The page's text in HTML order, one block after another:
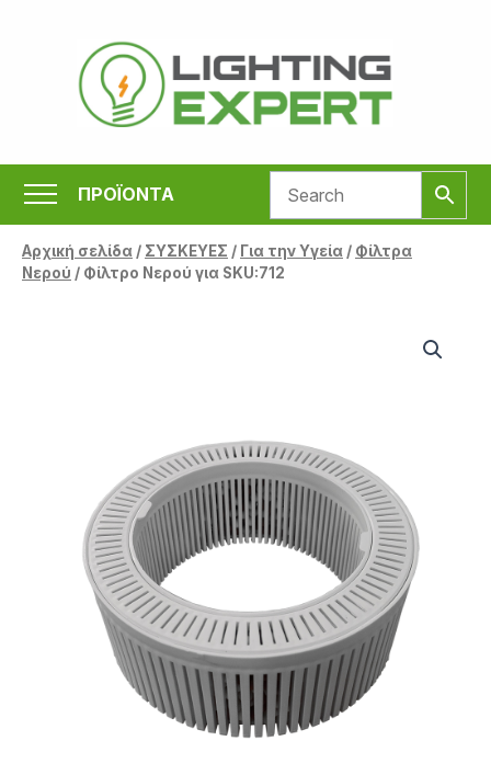
περιεχόμενο
ΠΡΟΪΟΝΤΑ
Αρχική σελίδα/ ΣΥΣΚΕΥΕΣ / Για την Υγεία/ Φίλτρα
Νερού / Φίλτρο Νερού για SKU:712